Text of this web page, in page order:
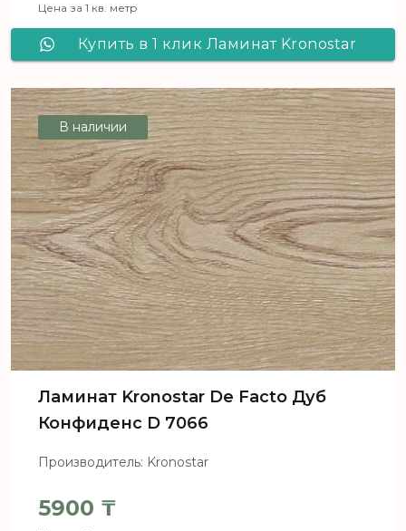
Цена за 1 кв. метр
Купить в 1 клик Ламинат Kronostar
В наличии
Ламинат Kronostar De Facto Дуб
Конфиденс D 7066
Производитель: Kronostar
5900 ₸